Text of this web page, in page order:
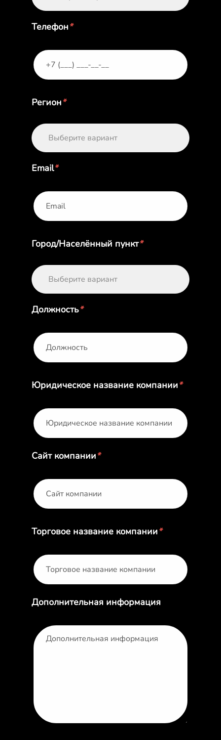
Телефон*
Регион*
Выберите вариант
Email*
Город/Населённый пункт*
Выберите вариант
Должность*
Юридическое название компании*
Сайт компании*
Торговое название компании*
Дополнительная информация